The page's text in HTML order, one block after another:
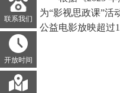
联系我们
开放时间
为“影视思政课”活
公益电影放映超过